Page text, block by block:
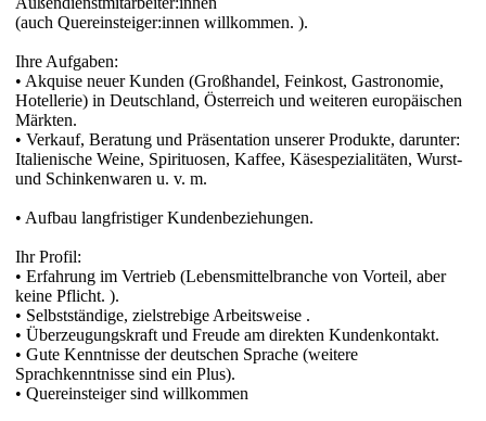
(auch Quereinsteiger:innen willkommen. ).
Ihre Aufgaben:
• Akquise neuer Kunden (Großhandel, Feinkost, Gastronomie,
Hotellerie) in Deutschland, Österreich und weiteren europäischen
Märkten.
• Verkauf, Beratung und Präsentation unserer Produkte, darunter:
Italienische Weine, Spirituosen, Kaffee, Käsespezialitäten, Wurst-
und Schinkenwaren u. v. m.
• Aufbau langfristiger Kundenbeziehungen.
Ihr Profil:
• Erfahrung im Vertrieb (Lebensmittelbranche von Vorteil, aber
keine Pflicht. ).
• Selbstständige, zielstrebige Arbeitsweise .
• Überzeugungskraft und Freude am direkten Kundenkontakt.
• Gute Kenntnisse der deutschen Sprache (weitere
Sprachkenntnisse sind ein Plus).
• Quereinsteiger sind willkommen